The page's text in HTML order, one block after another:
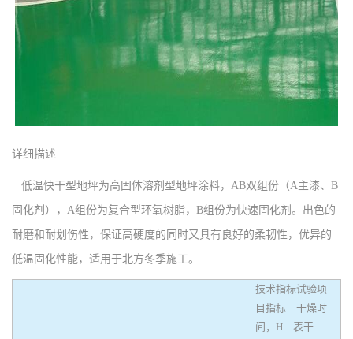
详细描述
低温快干型地坪为高固体溶剂型地坪涂料，AB双组份（A主漆、B
固化剂），A组份为复合型环氧树脂，B组份为快速固化剂。出色的
耐磨和耐划伤性，保证高硬度的同时又具有良好的柔韧性，优异的
低温固化性能，适用于北方冬季施工。
技术指标试验项
目指标 干燥时
间，H 表干